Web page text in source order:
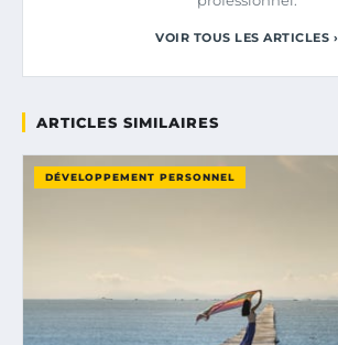
VOIR TOUS LES ARTICLES ›
ARTICLES SIMILAIRES
DÉVELOPPEMENT PERSONNEL